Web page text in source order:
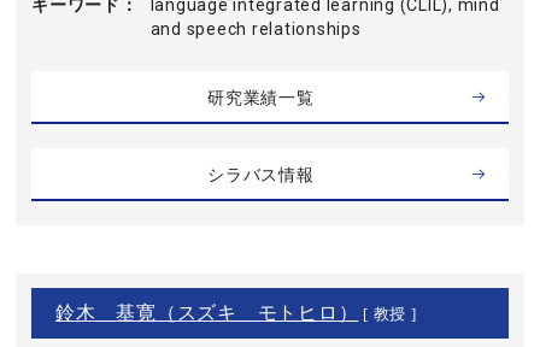
キーワード
language integrated learning (CLIL), mind
and speech relationships
研究業績一覧
シラバス情報
鈴木 基寛（スズキ モトヒロ） [ 教授 ]